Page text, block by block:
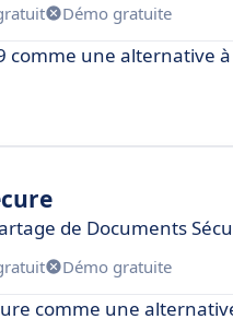
Démo gratuite
comme une alternative
de Documents
Démo gratuite
comme une